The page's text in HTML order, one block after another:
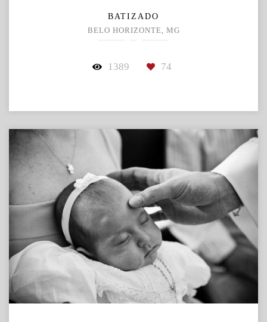
BATIZADO
BELO HORIZONTE, MG
1389 74